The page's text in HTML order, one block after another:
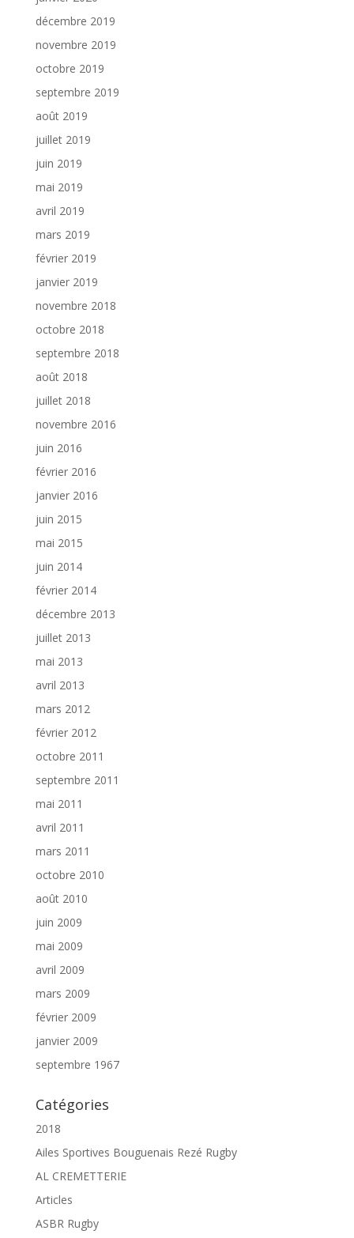
décembre 2019
novembre 2019
octobre 2019
septembre 2019
août 2019
juillet 2019
juin 2019
mai 2019
avril 2019
mars 2019
février 2019
janvier 2019
novembre 2018
octobre 2018
septembre 2018
août 2018
juillet 2018
novembre 2016
juin 2016
février 2016
janvier 2016
juin 2015
mai 2015
juin 2014
février 2014
décembre 2013
juillet 2013
mai 2013
avril 2013
mars 2012
février 2012
octobre 2011
septembre 2011
mai 2011
avril 2011
mars 2011
octobre 2010
août 2010
juin 2009
mai 2009
avril 2009
mars 2009
février 2009
janvier 2009
septembre 1967
Catégories
2018
Ailes Sportives Bouguenais Rezé Rugby
AL CREMETTERIE
Articles
ASBR Rugby